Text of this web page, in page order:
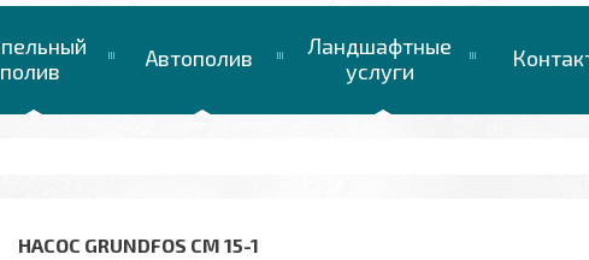
полив
Автополив
Ландшафтные
услуги
НАСОС GRUNDFOS CM 15-1